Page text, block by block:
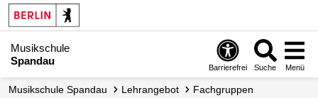
Musikschule
Spandau
Barrierefrei Suche Menü
Musikschule Spandau Lehrangebot
Fachgruppen